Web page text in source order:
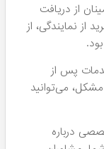
از دریافت
از نمایندگی، از
پس از
می‌توانید
درباره